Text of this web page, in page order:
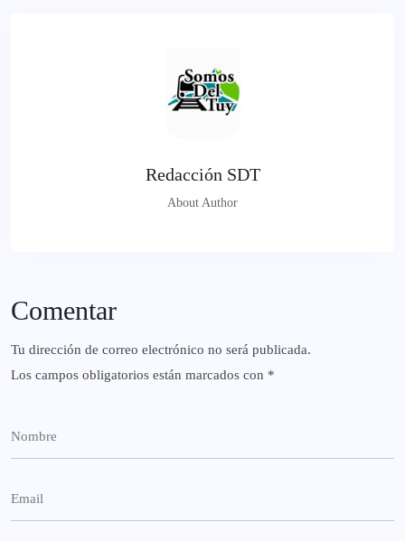
Redacción SDT
About Author
Comentar
Tu dirección de correo electrónico no será publicada.
Los campos obligatorios están marcados con *